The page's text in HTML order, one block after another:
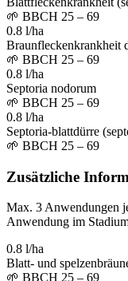
🌱 BBCH 25 – 69
0.8 l/ha
Braunfleckenkrankheit
🌱 BBCH 25 – 69
0.8 l/ha
Septoria nodorum
🌱 BBCH 25 – 69
0.8 l/ha
Septoria-blattdürre
🌱 BBCH 25 – 69
Zusätzliche
Max. 3 Anwendungen
Anwendung im
0.8 l/ha
Blatt- und
🌱 BBCH 25 – 69